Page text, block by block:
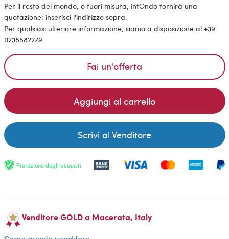
Per il resto del mondo, o fuori misura, intOndo fornirà una
quotazione: inserisci l'indirizzo sopra.
Per qualsiasi ulteriore informazione, siamo a disposizione al +39
0238582279.
Fai un'offerta
Aggiungi al carrello
Scrivi al Venditore
Protezione degli acquisti
Venditore GOLD a Macerata, Italy